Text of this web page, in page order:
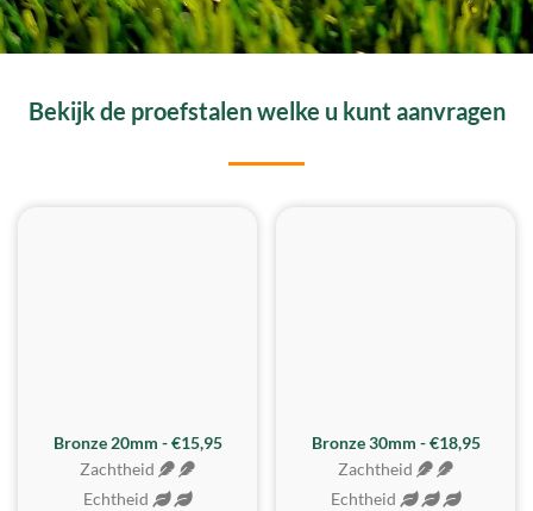
Bekijk de proefstalen welke u kunt aanvragen
Bronze 20mm - €15,95
Zachtheid
Echtheid
BESTE KOOP
Bronze 30mm - €18,95
Zachtheid
Echtheid